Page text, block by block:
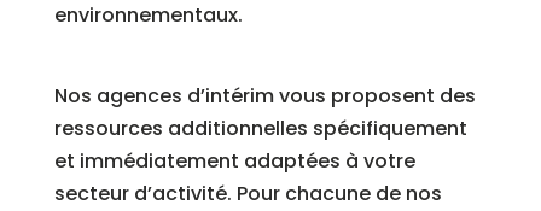
environnementaux.
Nos agences d’intérim vous proposent des
ressources additionnelles spécifiquement
et immédiatement adaptées à votre
secteur d’activité. Pour chacune de nos